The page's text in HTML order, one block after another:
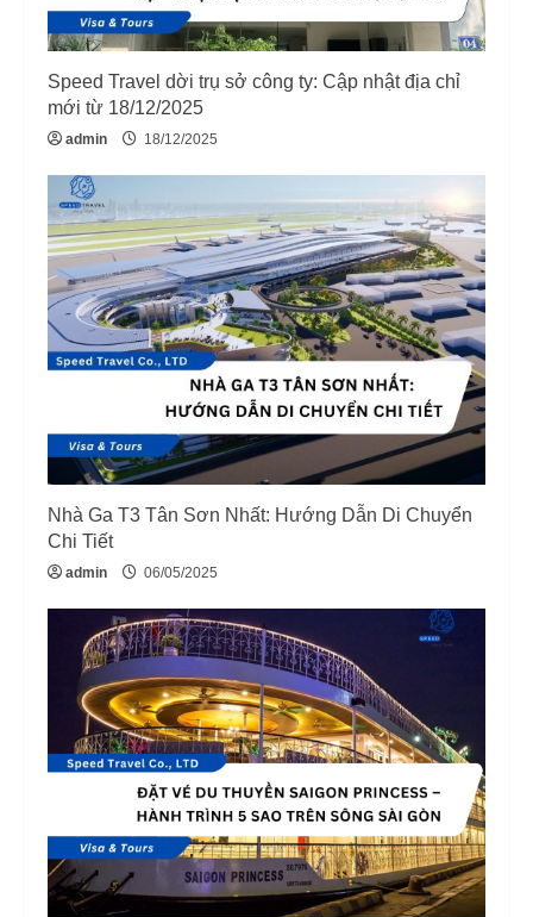
d
i
n
g
Speed Travel dời trụ sở công ty: Cập nhật địa chỉ
mới từ 18/12/2025
admin 18/12/2025
Nhà Ga T3 Tân Sơn Nhất: Hướng Dẫn Di Chuyển
Chi Tiết
admin 06/05/2025